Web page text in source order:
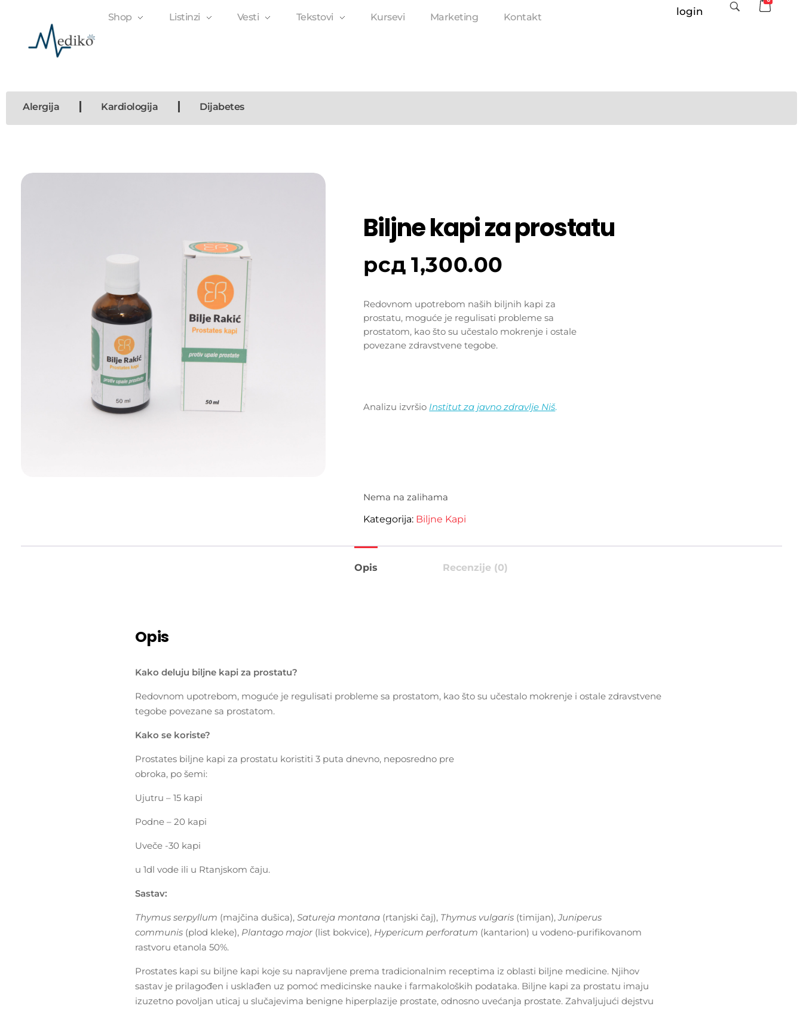
Shop Listinzi Vesti Tekstovi Kursevi Marketing Kontakt login
Alergija Kardiologija Dijabetes
Biljne kapi za prostatu
рсд 1,300.00
Redovnom upotrebom naših biljnih kapi za
prostatu, moguće je regulisati probleme sa
prostatom, kao što su učestalo mokrenje i ostale
povezane zdravstvene tegobe.
Analizu izvršio Institut za javno zdravlje Niš.
Nema na zalihama
Kategorija: Biljne Kapi
Opis Recenzije (0)
Opis
Kako deluju biljne kapi za prostatu?
Redovnom upotrebom, moguće je regulisati probleme sa prostatom, kao što su učestalo mokrenje i ostale zdravstvene
tegobe povezane sa prostatom.
Kako se koriste?
Prostates biljne kapi za prostatu koristiti 3 puta dnevno, neposredno pre
obroka, po šemi:
Ujutru – 15 kapi
Podne – 20 kapi
Uveče -30 kapi
u 1dl vode ili u Rtanjskom čaju.
Sastav:
Thymus serpyllum (majčina dušica),Satureja montana (rtanjski čaj), Thymus vulgaris (timijan),Juniperus
communis (plod kleke), Plantago major(list bokvice), Hypericum perforatum (kantarion) u vodeno-purifikovanom
rastvoru etanola 50%.
Prostates kapi su biljne kapi koje su napravljene prema tradicionalnim receptima iz oblasti biljne medicine. Njihov
sastav je prilagođen i usklađen uz pomoć medicinske nauke i farmakoloških podataka. Biljne kapi za prostatu imaju
izuzetno povoljan uticaj u slučajevima benigne hiperplazije prostate, odnosno uvećanja prostate. Zahvaljujući dejstvu